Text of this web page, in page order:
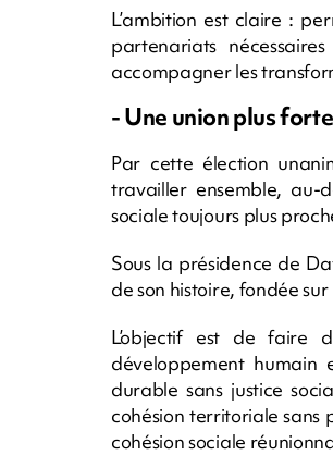
L’ambition est claire :
partenariats
accompagner les
- Une union plus
Par cette élection
travailler ensemble, au-
sociale toujours plus
Sous la présidence de
de son histoire, fondée
L’objectif est de faire
développement humain
durable sans justice
cohésion territoriale sans
cohésion sociale